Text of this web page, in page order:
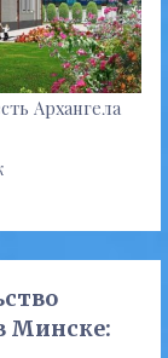
Архангела
Минске: